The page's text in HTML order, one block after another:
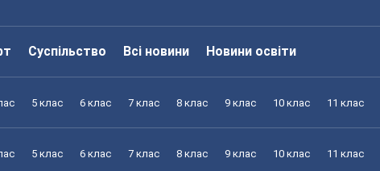
Суспільство Всі новини Новини освіти
5 клас 6 клас 7 клас 8 клас 9 клас 10 клас 11 клас
5 клас 6 клас 7 клас 8 клас 9 клас 10 клас 11 клас